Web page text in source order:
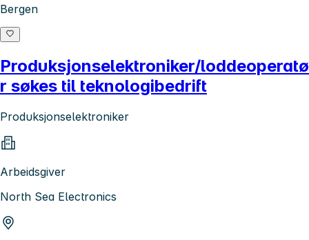
Bergen
Produksjonselektroniker/loddeoperatø
r søkes til teknologibedrift
Produksjonselektroniker
Arbeidsgiver
North Sea Electronics